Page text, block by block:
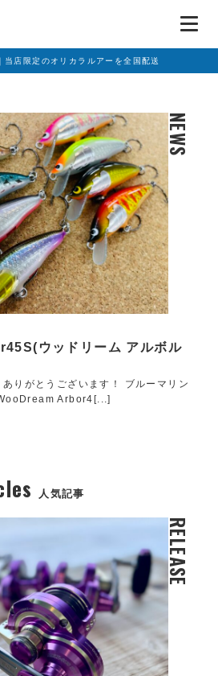
店限定のオリカラルアーを全国配送
NEWS
ウッドリーム アルボル
りがとうございます！ ブルーマリン
Arbor4[...]
人気記事
RELEASE